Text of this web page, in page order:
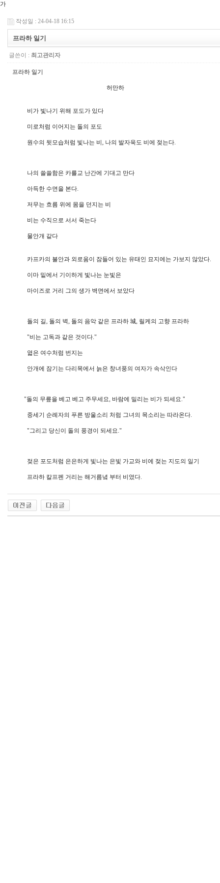
가
작성일 : 24-04-18 16:15
프라하 일기
글쓴이 : 최고관리자
프라하 일기
허만하
비가 빛나기 위해 포도가 있다
미로처럼 이어지는 돌의 포도
원수의 뒷모습처럼 빛나는 비, 나의 발자욱도 비에 젖는다.
나의 쓸쓸함은 카를교 난간에 기대고 만다
아득한 수면을 본다.
저무는 흐름 위에 몸을 던지는 비
비는 수직으로 서서 죽는다
물안개 같다
카프카의 불안과 외로움이 잠들어 있는 유태인 묘지에는 가보지 않았다.
이마 밑에서 기이하게 빛나는 눈빛은
마이즈로 거리 그의 생가 벽면에서 보았다
돌의 길, 돌의 벽, 돌의 음악 같은 프라하 城, 릴케의 고향 프라하
"비는 고독과 같은 것이다."
엷은 여수처럼 번지는
안개에 잠기는 다리목에서 늙은 창녀풍의 여자가 속삭인다
"돌의 무릎을 베고 베고 주무세요, 바람에 밀리는 비가 되세요."
중세기 순례자의 푸른 방울소리 처럼 그녀의 목소리는 따라온다.
"그리고 당신이 돌의 풍경이 되세요."
젖은 포도처럼 은은하게 빛나는 은빛 가교와 비에 젖는 지도의 일기
프라하 칼프펜 거리는 해거름녘 부터 비였다.